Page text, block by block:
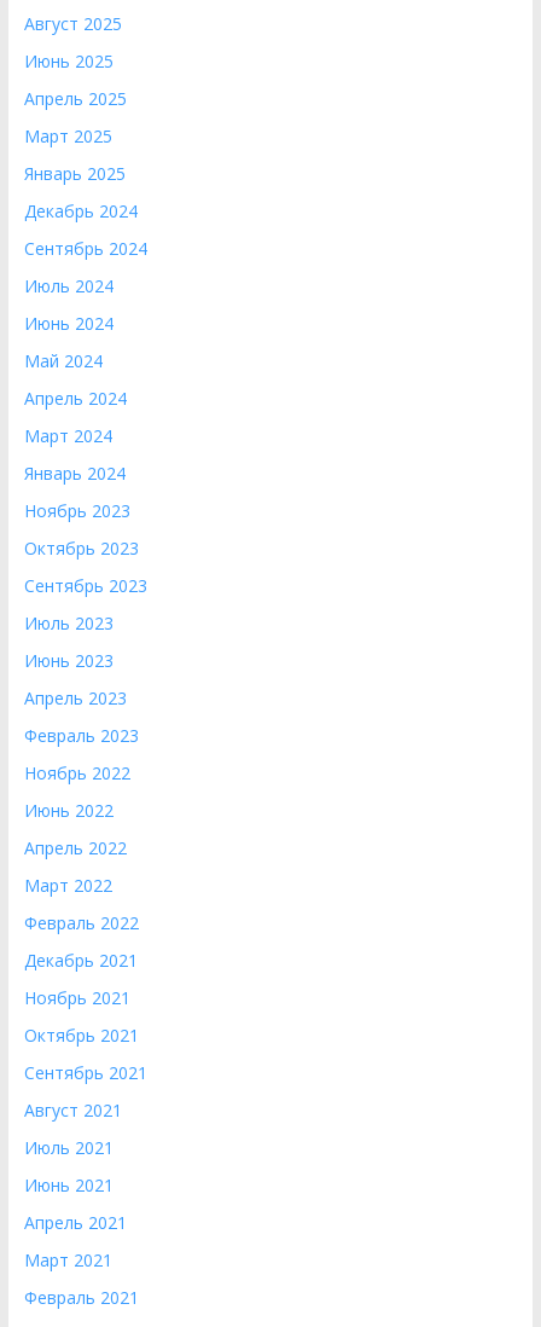
Август 2025
Июнь 2025
Апрель 2025
Март 2025
Январь 2025
Декабрь 2024
Сентябрь 2024
Июль 2024
Июнь 2024
Май 2024
Апрель 2024
Март 2024
Январь 2024
Ноябрь 2023
Октябрь 2023
Сентябрь 2023
Июль 2023
Июнь 2023
Апрель 2023
Февраль 2023
Ноябрь 2022
Июнь 2022
Апрель 2022
Март 2022
Февраль 2022
Декабрь 2021
Ноябрь 2021
Октябрь 2021
Сентябрь 2021
Август 2021
Июль 2021
Июнь 2021
Апрель 2021
Март 2021
Февраль 2021